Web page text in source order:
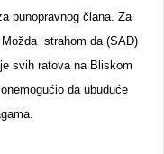
punopravnog člana. Za
strahom da (SAD)
svih ratova na Bliskom
da ubuduće